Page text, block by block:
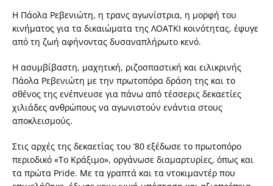
Η Πάολα Ρεβενιώτη, η τρανς αγωνίστρια, η μορφή του
κινήματος για τα δικαιώματα της ΛΟΑΤΚΙ κοινότητας, έφυγε
από τη ζωή αφήνοντας δυσαναπλήρωτο κενό.
Η ασυμβίβαστη, μαχητική, ριζοσπαστική και ειλικρινής
Πάολα Ρεβενιώτη με την πρωτοπόρα δράση της και το
σθένος της ενέπνευσε για πάνω από τέσσερις δεκαετίες
χιλιάδες ανθρώπους να αγωνιστούν ενάντια στους
αποκλεισμούς.
Στις αρχές της δεκαετίας του ‘80 εξέδωσε το πρωτοπόρο
περιοδικό «Το Κράξιμο», οργάνωσε διαμαρτυρίες, όπως και
τα πρώτα Pride. Με τα γραπτά και τα ντοκιμαντέρ που